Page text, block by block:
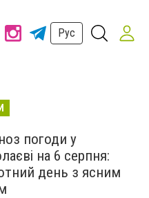
Рус
погоди у
на 6 серпня:
день з ясним